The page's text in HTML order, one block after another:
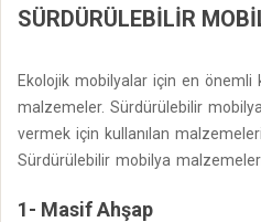
SÜRDÜRÜLEBILIR
Ekolojik mobilyalar için en önemli
malzemeler. Sürdürülebilir
vermek için kullanılan
Sürdürülebilir mobilya malzemeleri
1- Masif Ahşap